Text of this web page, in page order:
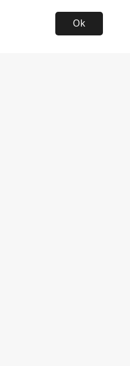
Ok